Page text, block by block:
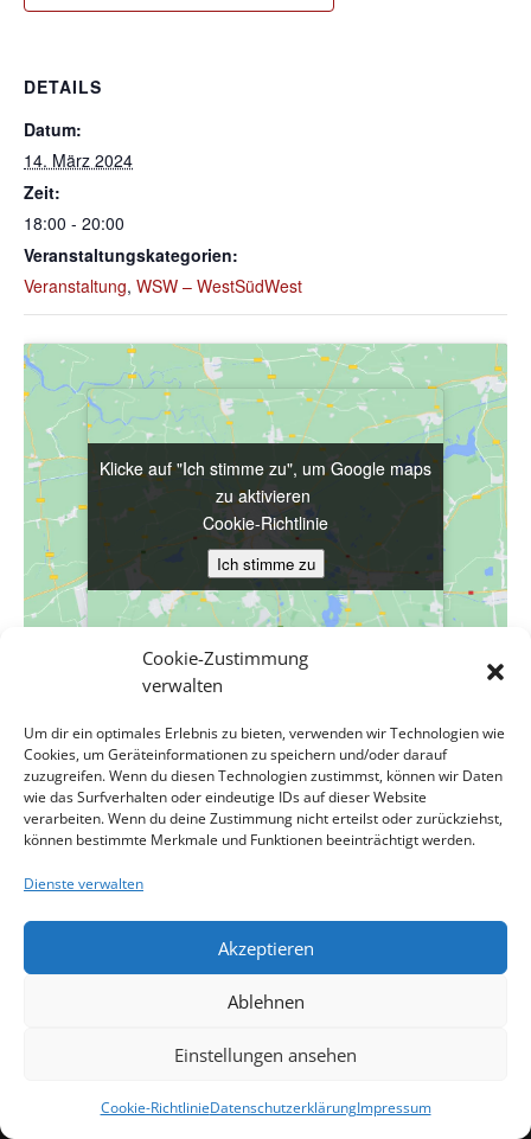
Cookie-Zustimmung
verwalten
Um dir ein optimales Erlebnis zu bieten, verwenden wir Technologien wie
Cookies, um Geräteinformationen zu speichern und/oder darauf
zuzugreifen. Wenn du diesen Technologien zustimmst, können wir Daten
wie das Surfverhalten oder eindeutige IDs auf dieser Website
verarbeiten. Wenn du deine Zustimmung nicht erteilst oder zurückziehst,
können bestimmte Merkmale und Funktionen beeinträchtigt werden.
Dienste verwalten
Akzeptieren
Ablehnen
Einstellungen ansehen
Cookie-RichtlinieDatenschutzerklärungImpressum
DETAILS
Datum:
14. März 2024
Zeit:
18:00 - 20:00
Veranstaltungskategorien:
Veranstaltung, WSW – WestSüdWest
VERANSTALTUNGSORT
Evang. Pfarrgemeinde A.B. Wien-Hietzing – Kreuzkirche
Cumberlandstraße 48
Wien, Wien 1140 Österreich Google Karte anzeigen
Klicke auf "Ich stimme zu", um Google maps
zu aktivieren
Cookie-Richtlinie
Ich stimme zu
Klicke auf "Ich stimme zu", um Google maps
zu aktivieren
Cookie-Richtlinie
Ich stimme zu
Update Religion
Kontakt
Cookie-Richtlinie (EU)
website designed by ing. herwig röthy